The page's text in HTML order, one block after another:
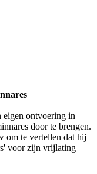
eigen ontvoering in
door te brengen.
om te vertellen dat hij
voor zijn vrijlating